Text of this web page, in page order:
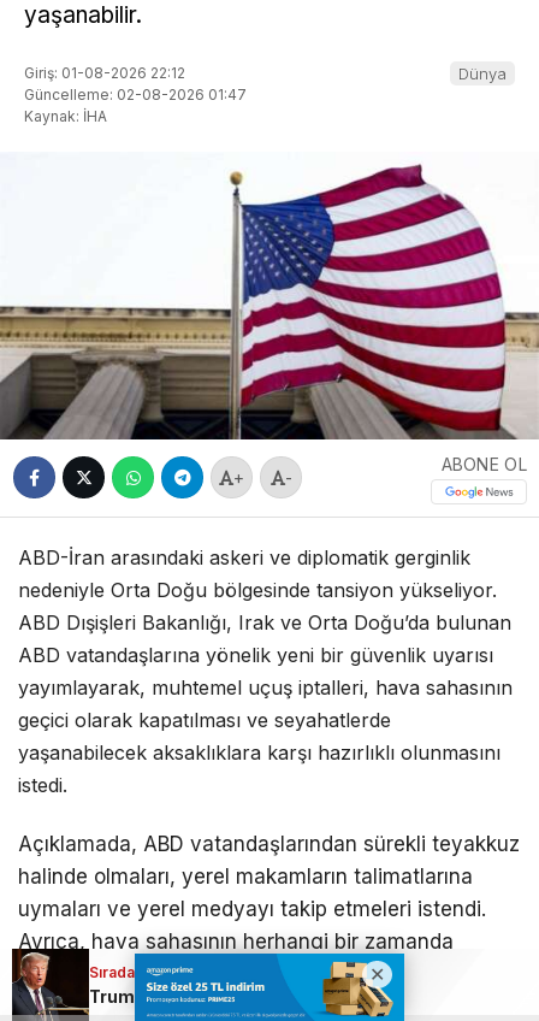
Sıradaki Haber
Donald Trump’tan İran’a sert mesaj: “Başka seçeneğiniz yok”
yaşanabilir.
Giriş: 01-08-2026 22:12
Güncelleme: 02-08-2026 01:47
Kaynak: İHA
Dünya
+ -
ABONE OL
ABD-İran arasındaki askeri ve diplomatik gerginlik
nedeniyle Orta Doğu bölgesinde tansiyon yükseliyor.
ABD Dışişleri Bakanlığı, Irak ve Orta Doğu’da bulunan
ABD vatandaşlarına yönelik yeni bir güvenlik uyarısı
yayımlayarak, muhtemel uçuş iptalleri, hava sahasının
geçici olarak kapatılması ve seyahatlerde
yaşanabilecek aksaklıklara karşı hazırlıklı olunmasını
istedi.
Açıklamada, ABD vatandaşlarından sürekli teyakkuz
halinde olmaları, yerel makamların talimatlarına
uymaları ve yerel medyayı takip etmeleri istendi.
Ayrıca, hava sahasının herhangi bir zamanda
önceden haber verilmeksizin kapatılabileceği veya
seyahatlerde ciddi aksaklıklar yaşanabileceği
Sıradaki Haber
Trump’tan İran mesajı: “Çok sert vuracağız”